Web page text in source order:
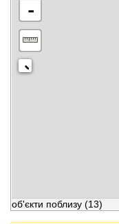
-
об'єкти поблизу (13)